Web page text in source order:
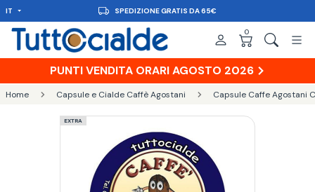
IT CONSEGNA IN 48H
0
PUNTI VENDITA ORARI AGOSTO 2026
Home Capsule e Cialde Caffè Agostani Capsule Caffe Agostani
EXTRA